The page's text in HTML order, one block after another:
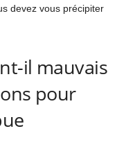
devez vous précipiter
il mauvais
pour